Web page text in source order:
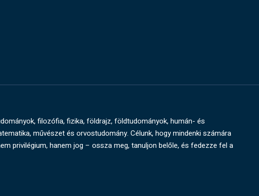
filozófia, fizika, földrajz, földtudományok, humán- és
művészet és orvostudomány. Célunk, hogy mindenki számára
privilégium, hanem jog – ossza meg, tanuljon belőle, és fedezze fel a